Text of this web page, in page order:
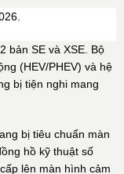
bản SE và XSE. Bộ
(HEV/PHEV) và hệ
bị tiện nghi mang
bị tiêu chuẩn màn
hồ kỹ thuật số
lên màn hình cảm